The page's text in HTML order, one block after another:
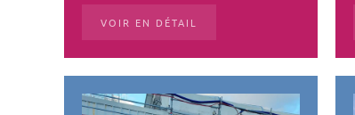
VOIR EN DÉTAIL